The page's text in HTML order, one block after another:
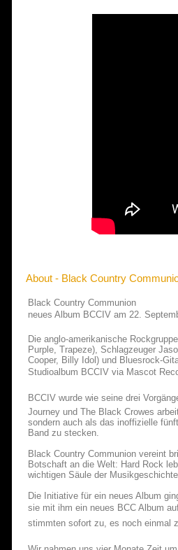
About - Black Country
Black Country Communion
neues Album BCCIV am 22.
Die anglo-amerikanische
Purple, Trapeze), Schlagzeuger
Cooper, Billy Idol) und Bluesrock-
Studioalbum BCCIV via Mascot
BCCIV wurde wie seine drei
Journey und The Black Crowes
sondern auch als das inoffizielle
Band zu stecken.
Black Country Communion vereint
Botschaft an die Welt: Hard Rock
wichtigen Säule der
Die Initiative für ein neues Album
sie mit ihm ein neues BCC Album
stimmten sofort zu, es noch einmal